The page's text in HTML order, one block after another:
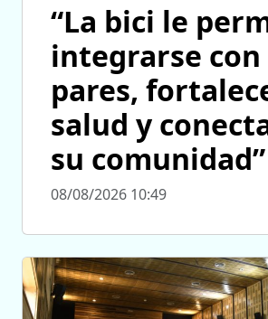
“La bici le
integrarse con
pares,
salud y
su comunidad”
08/08/2026 10:49